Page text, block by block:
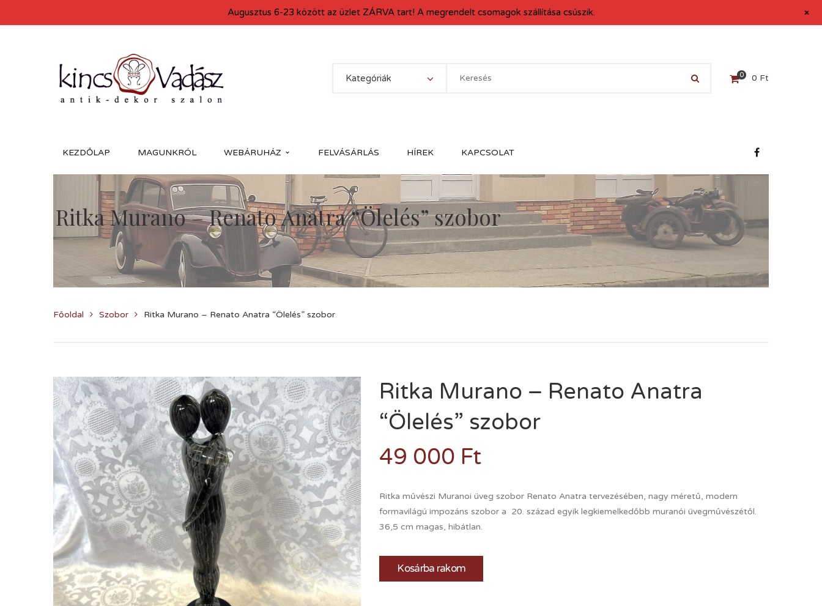
Kategóriák 0 0 Ft
KEZDŐLAP MAGUNKRÓL WEBÁRUHÁZ FELVÁSÁRLÁS HÍREK KAPCSOLAT
Ritka Murano – Renato Anatra “Ölelés” szobor
Főoldal Szobor Ritka Murano – Renato Anatra “Ölelés” szobor
Ritka Murano – Renato Anatra
“Ölelés” szobor
49 000 Ft
Ritka művészi Muranoi üveg szobor Renato Anatra tervezésében, nagy méretű, modern
formavilágú impozáns szobor a 20. század egyik legkiemelkedőbb muranói üvegművészétől.
36,5 cm magas, hibátlan.
Kosárba rakom
Augusztus 6-23 között az üzlet ZÁRVA tart! A megrendelt csomagok szállítása csúszik. +